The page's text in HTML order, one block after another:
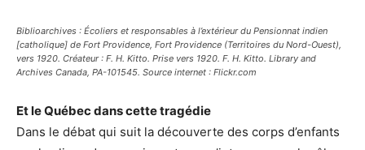
Biblioarchives : Écoliers et responsables à l’extérieur du Pensionnat indien
[catholique] de Fort Providence, Fort Providence (Territoires du Nord-Ouest),
vers 1920. Créateur : F. H. Kitto. Prise vers 1920. F. H. Kitto. Library and
Archives Canada, PA-101545. Source internet : Flickr.com
Et le Québec dans cette tragédie
Dans le débat qui suit la découverte des corps d’enfants